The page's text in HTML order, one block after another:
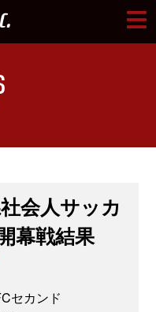
会人サッカ
幕戦結果
セカンド